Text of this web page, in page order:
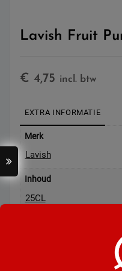
Lavish Fruit
€ 4,75 incl. btw
EXTRA INFORMATIE
Merk
Lavish
Inhoud
25CL